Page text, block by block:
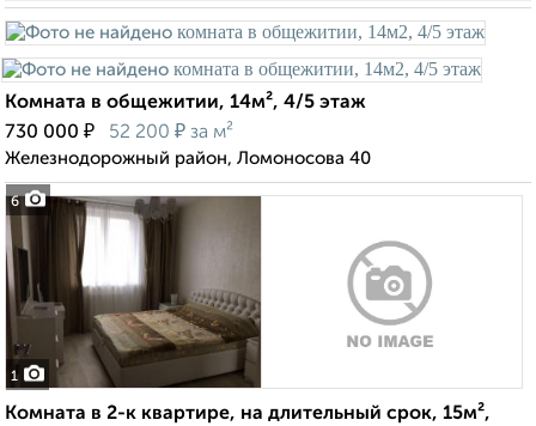
6
Комната в общежитии, 14м², 4/5 этаж
730 000 ₽ 52 200 ₽ за м²
Железнодорожный район, Ломоносова 40
1
Комната в 2-к квартире, на длительный срок, 15м²,